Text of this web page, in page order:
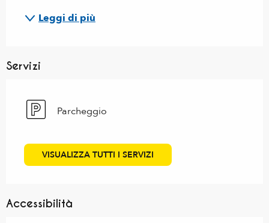
Leggi di più
Servizi
Parcheggio
VISUALIZZA TUTTI I SERVIZI
Accessibilità